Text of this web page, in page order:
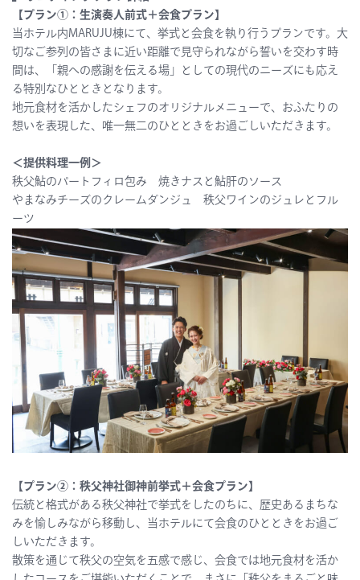
【プラン①：生演奏人前式＋会食プラン】
当ホテル内MARUJU棟にて、挙式と会食を執り行うプランです。大
切なご参列の皆さまに近い距離で見守られながら誓いを交わす時
間は、「親への感謝を伝える場」としての現代のニーズにも応え
る特別なひとときとなります。
地元食材を活かしたシェフのオリジナルメニューで、おふたりの
想いを表現した、唯一無二のひとときをお過ごしいただきます。
＜提供料理一例＞
秩父鮎のパートフィロ包み 焼きナスと鮎肝のソース
やまなみチーズのクレームダンジュ 秩父ワインのジュレとフル
ーツ
【プラン②：秩父神社御神前挙式＋会食プラン】
伝統と格式がある秩父神社で挙式をしたのちに、歴史あるまちな
みを愉しみながら移動し、当ホテルにて会食のひとときをお過ご
しいただきます。
散策を通じて秩父の空気を五感で感じ、会食では地元食材を活か